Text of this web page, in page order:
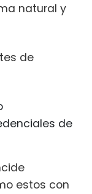
natural y
de
de
estos con